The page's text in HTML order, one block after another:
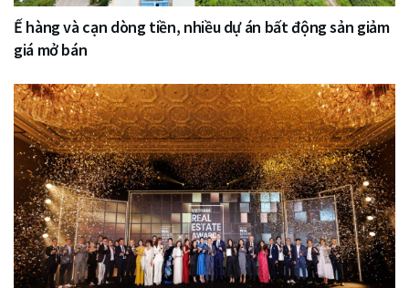
Ế hàng và cạn dòng tiền, nhiều dự án bất động sản giảm
giá mở bán